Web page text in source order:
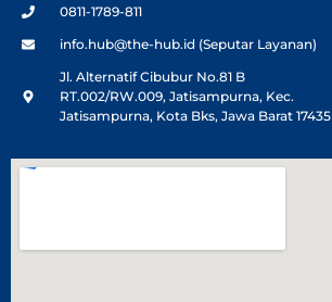
0811-1789-811
info.hub@the-hub.id (Seputar Layanan)
Jl. Alternatif Cibubur No.81 B
RT.002/RW.009, Jatisampurna, Kec.
Jatisampurna, Kota Bks, Jawa Barat 17435